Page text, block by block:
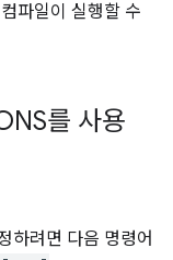
컴파일이 실행할 수
를 사용
하려면 다음 명령어